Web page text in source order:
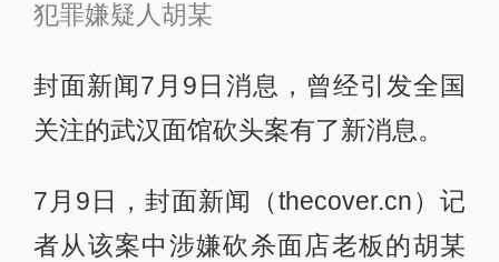
犯罪嫌疑人胡某
封面新闻7月9日消息，曾经引发全国
关注的武汉面馆砍头案有了新消息。
7月9日，封面新闻（thecover.cn）记
者从该案中涉嫌砍杀面店老板的胡某